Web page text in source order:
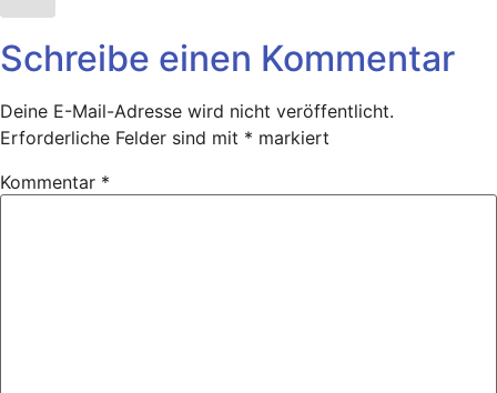
Schreibe einen Kommentar
Deine E-Mail-Adresse wird nicht veröffentlicht.
Erforderliche Felder sind mit * markiert
Kommentar *